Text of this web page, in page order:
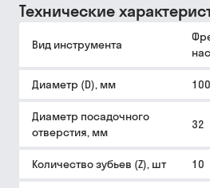
Технические
Вид инструмента
Диаметр (D), мм 100
Диаметр посадочного
отверстия, мм
32
Количество зубьев (Z), шт 10